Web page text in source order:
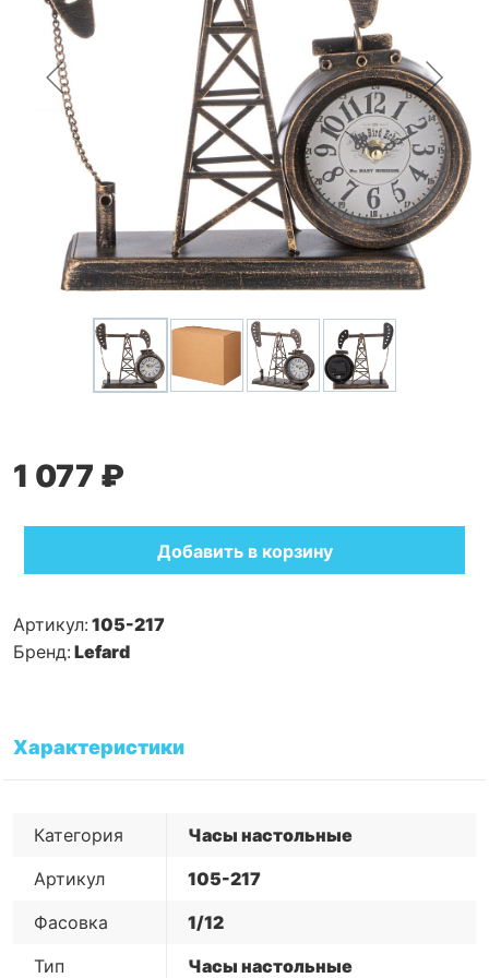
1 077 ₽
Добавить в корзину
Артикул: 105-217
Бренд: Lefard
Характеристики
Категория
Часы настольные
Артикул
105-217
Фасовка
1/12
Тип
Часы настольные